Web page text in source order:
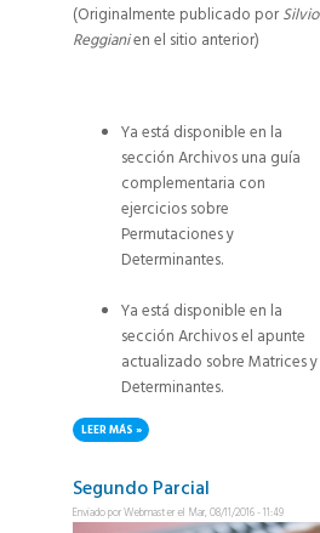
(Originalmente publicado porSilvio
Reggianien el sitio anterior)
Ya está disponible en la
sección Archivos una guía
complementaria con
ejercicios sobre
Permutaciones y
Determinantes.
Ya está disponible en la
sección Archivos el apunte
actualizado sobre Matrices y
Determinantes.
LEER MÁS SOBRE NOVEDADES
Segundo Parcial
Enviado porWebmasterel Mar, 08/11/2016 - 11:49